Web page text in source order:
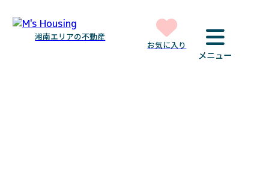
湘南エリアの不動産
お気に入り
メニュー